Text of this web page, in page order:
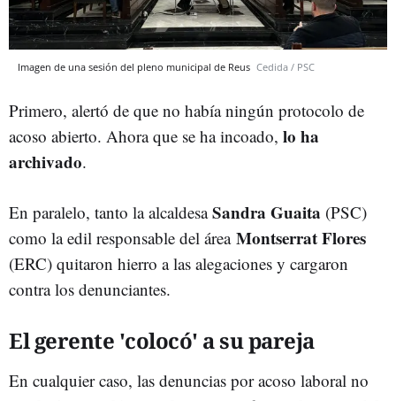
Imagen de una sesión del pleno municipal de Reus Cedida / PSC
Primero, alertó de que no había ningún protocolo de
acoso abierto. Ahora que se ha incoado, lo ha
archivado.
En paralelo, tanto la alcaldesaSandra Guaita (PSC)
como la edil responsable del área Montserrat Flores
(ERC) quitaron hierro a las alegaciones y cargaron
contra los denunciantes.
El gerente 'colocó' a su pareja
En cualquier caso, las denuncias por acoso laboral no